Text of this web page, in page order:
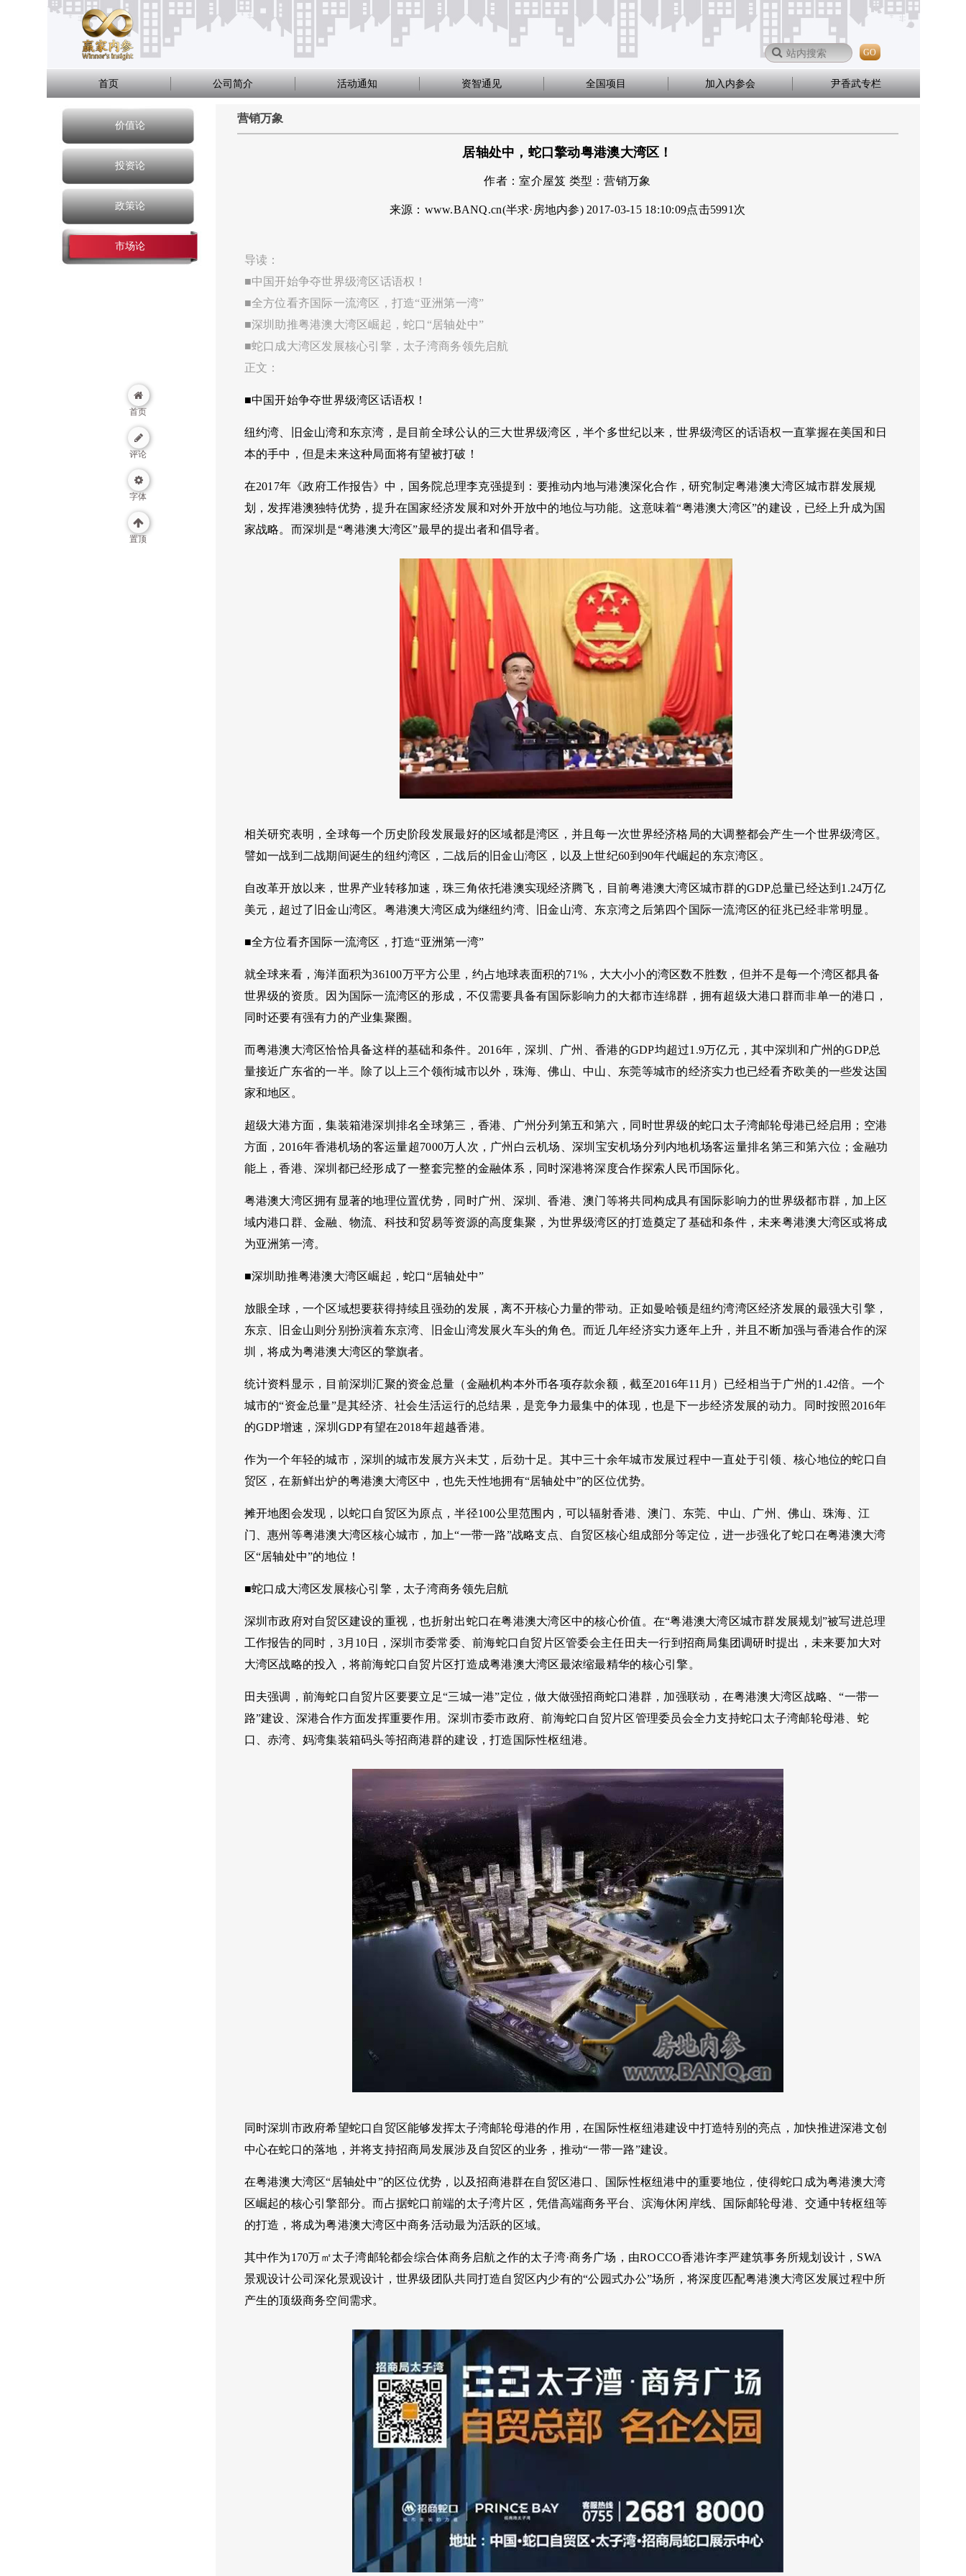
GO
首页 公司简介 活动通知 资智通见 全国项目 加入内参会 尹香武专栏
价值论
投资论
政策论
市场论
首页
评论
字体
置顶
营销万象
居轴处中，蛇口擎动粤港澳大湾区！
作者：室介屋笈 类型：营销万象
来源：www.BANQ.cn(半求·房地内参) 2017-03-15 18:10:09点击5991 次
导读：
■中国开始争夺世界级湾区话语权！
■全方位看齐国际一流湾区，打造“亚洲第一湾”
■深圳助推粤港澳大湾区崛起，蛇口“居轴处中”
■蛇口成大湾区发展核心引擎，太子湾商务领先启航
正文：
■中国开始争夺世界级湾区话语权！
纽约湾、旧金山湾和东京湾，是目前全球公认的三大世界级湾区，半个多世纪以来，世界级湾区的话语权一直掌握在美国和日
本的手中，但是未来这种局面将有望被打破！
在2017年《政府工作报告》中，国务院总理李克强提到：要推动内地与港澳深化合作，研究制定粤港澳大湾区城市群发展规
划，发挥港澳独特优势，提升在国家经济发展和对外开放中的地位与功能。这意味着“粤港澳大湾区”的建设，已经上升成为国
家战略。而深圳是“粤港澳大湾区”最早的提出者和倡导者。
相关研究表明，全球每一个历史阶段发展最好的区域都是湾区，并且每一次世界经济格局的大调整都会产生一个世界级湾区。
譬如一战到二战期间诞生的纽约湾区，二战后的旧金山湾区，以及上世纪60到90年代崛起的东京湾区。
自改革开放以来，世界产业转移加速，珠三角依托港澳实现经济腾飞，目前粤港澳大湾区城市群的GDP总量已经达到1.24万亿
美元，超过了旧金山湾区。粤港澳大湾区成为继纽约湾、旧金山湾、东京湾之后第四个国际一流湾区的征兆已经非常明显。
■全方位看齐国际一流湾区，打造“亚洲第一湾”
就全球来看，海洋面积为36100万平方公里，约占地球表面积的71%，大大小小的湾区数不胜数，但并不是每一个湾区都具备
世界级的资质。因为国际一流湾区的形成，不仅需要具备有国际影响力的大都市连绵群，拥有超级大港口群而非单一的港口，
同时还要有强有力的产业集聚圈。
而粤港澳大湾区恰恰具备这样的基础和条件。2016年，深圳、广州、香港的GDP均超过1.9万亿元，其中深圳和广州的GDP总
量接近广东省的一半。除了以上三个领衔城市以外，珠海、佛山、中山、东莞等城市的经济实力也已经看齐欧美的一些发达国
家和地区。
超级大港方面，集装箱港深圳排名全球第三，香港、广州分列第五和第六，同时世界级的蛇口太子湾邮轮母港已经启用；空港
方面，2016年香港机场的客运量超7000万人次，广州白云机场、深圳宝安机场分列内地机场客运量排名第三和第六位；金融功
能上，香港、深圳都已经形成了一整套完整的金融体系，同时深港将深度合作探索人民币国际化。
粤港澳大湾区拥有显著的地理位置优势，同时广州、深圳、香港、澳门等将共同构成具有国际影响力的世界级都市群，加上区
域内港口群、金融、物流、科技和贸易等资源的高度集聚，为世界级湾区的打造奠定了基础和条件，未来粤港澳大湾区或将成
为亚洲第一湾。
■深圳助推粤港澳大湾区崛起，蛇口“居轴处中”
放眼全球，一个区域想要获得持续且强劲的发展，离不开核心力量的带动。正如曼哈顿是纽约湾湾区经济发展的最强大引擎，
东京、旧金山则分别扮演着东京湾、旧金山湾发展火车头的角色。而近几年经济实力逐年上升，并且不断加强与香港合作的深
圳，将成为粤港澳大湾区的擎旗者。
统计资料显示，目前深圳汇聚的资金总量（金融机构本外币各项存款余额，截至2016年11月）已经相当于广州的1.42倍。一个
城市的“资金总量”是其经济、社会生活运行的总结果，是竞争力最集中的体现，也是下一步经济发展的动力。同时按照2016年
的GDP增速，深圳GDP有望在2018年超越香港。
作为一个年轻的城市，深圳的城市发展方兴未艾，后劲十足。其中三十余年城市发展过程中一直处于引领、核心地位的蛇口自
贸区，在新鲜出炉的粤港澳大湾区中，也先天性地拥有“居轴处中”的区位优势。
摊开地图会发现，以蛇口自贸区为原点，半径100公里范围内，可以辐射香港、澳门、东莞、中山、广州、佛山、珠海、江
门、惠州等粤港澳大湾区核心城市，加上“一带一路”战略支点、自贸区核心组成部分等定位，进一步强化了蛇口在粤港澳大湾
区“居轴处中”的地位！
■蛇口成大湾区发展核心引擎，太子湾商务领先启航
深圳市政府对自贸区建设的重视，也折射出蛇口在粤港澳大湾区中的核心价值。在“粤港澳大湾区城市群发展规划”被写进总理
工作报告的同时，3月10日，深圳市委常委、前海蛇口自贸片区管委会主任田夫一行到招商局集团调研时提出，未来要加大对
大湾区战略的投入，将前海蛇口自贸片区打造成粤港澳大湾区最浓缩最精华的核心引擎。
田夫强调，前海蛇口自贸片区要要立足“三城一港”定位，做大做强招商蛇口港群，加强联动，在粤港澳大湾区战略、“一带一
路”建设、深港合作方面发挥重要作用。深圳市委市政府、前海蛇口自贸片区管理委员会全力支持蛇口太子湾邮轮母港、蛇
口、赤湾、妈湾集装箱码头等招商港群的建设，打造国际性枢纽港。
同时深圳市政府希望蛇口自贸区能够发挥太子湾邮轮母港的作用，在国际性枢纽港建设中打造特别的亮点，加快推进深港文创
中心在蛇口的落地，并将支持招商局发展涉及自贸区的业务，推动“一带一路”建设。
在粤港澳大湾区“居轴处中”的区位优势，以及招商港群在自贸区港口、国际性枢纽港中的重要地位，使得蛇口成为粤港澳大湾
区崛起的核心引擎部分。而占据蛇口前端的太子湾片区，凭借高端商务平台、滨海休闲岸线、国际邮轮母港、交通中转枢纽等
的打造，将成为粤港澳大湾区中商务活动最为活跃的区域。
其中作为170万㎡太子湾邮轮都会综合体商务启航之作的太子湾·商务广场，由ROCCO香港许李严建筑事务所规划设计，SWA
景观设计公司深化景观设计，世界级团队共同打造自贸区内少有的“公园式办公”场所，将深度匹配粤港澳大湾区发展过程中所
产生的顶级商务空间需求。